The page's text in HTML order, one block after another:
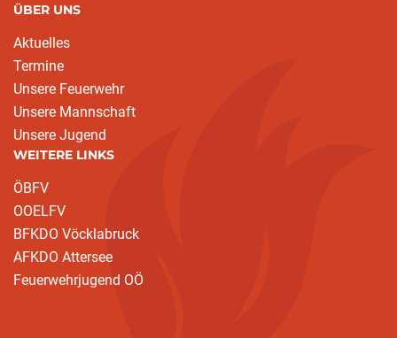
ÜBER UNS
Aktuelles
Termine
Unsere Feuerwehr
Unsere Mannschaft
Unsere Jugend
WEITERE LINKS
ÖBFV
OOELFV
BFKDO Vöcklabruck
AFKDO Attersee
Feuerwehrjugend OÖ